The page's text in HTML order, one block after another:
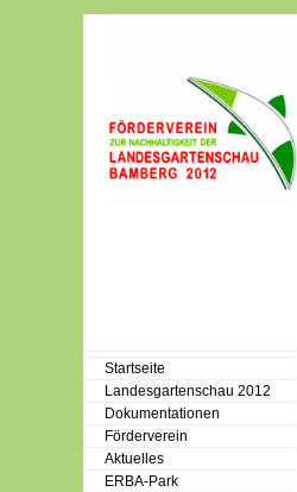
Startseite
Landesgartenschau 2012
Dokumentationen
Förderverein
Aktuelles
ERBA-Park